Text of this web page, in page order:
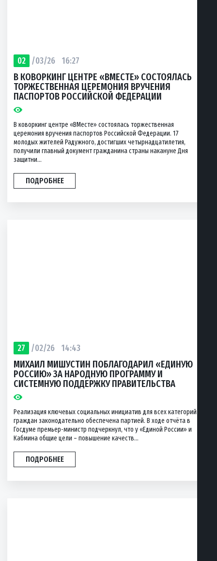
02 /03/26 16:27
В КОВОРКИНГ ЦЕНТРЕ «ВМЕСТЕ» СОСТОЯЛАСЬ
ТОРЖЕСТВЕННАЯ ЦЕРЕМОНИЯ ВРУЧЕНИЯ
ПАСПОРТОВ РОССИЙСКОЙ ФЕДЕРАЦИИ
В коворкинг центре «ВМесте» состоялась торжественная
церемония вручения паспортов Российской Федерации. 17
молодых жителей Радужного, достигших четырнадцатилетия,
получили главный документ гражданина страны накануне Дня
защитни...
ПОДРОБНЕЕ
27 /02/26 14:43
МИХАИЛ МИШУСТИН ПОБЛАГОДАРИЛ «ЕДИНУЮ
РОССИЮ» ЗА НАРОДНУЮ ПРОГРАММУ И
СИСТЕМНУЮ ПОДДЕРЖКУ ПРАВИТЕЛЬСТВА
Реализация ключевых социальных инициатив для всех категорий
граждан законодательно обеспечена партией. В ходе отчёта в
Госдуме премьер-министр подчеркнул, что у «Единой России» и
Кабмина общие цели – повышение качеств...
ПОДРОБНЕЕ